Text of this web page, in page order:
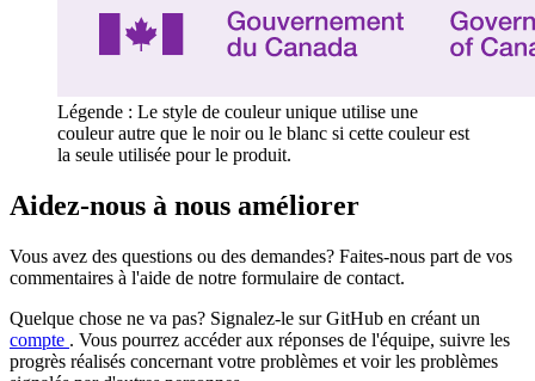
Légende : Le style de couleur unique utilise une
couleur autre que le noir ou le blanc si cette couleur est
la seule utilisée pour le produit.
Aidez-nous à nous améliorer
Vous avez des questions ou des demandes? Faites-nous part de vos
commentaires à l'aide de notre formulaire de contact.
Quelque chose ne va pas? Signalez-le sur GitHub en créant un
compte . Vous pourrez accéder aux réponses de l'équipe, suivre les
progrès réalisés concernant votre problèmes et voir les problèmes